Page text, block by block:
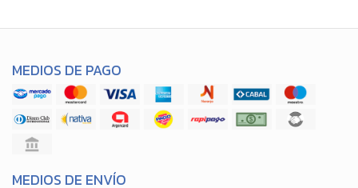
MEDIOS DE PAGO
MEDIOS DE ENVÍO